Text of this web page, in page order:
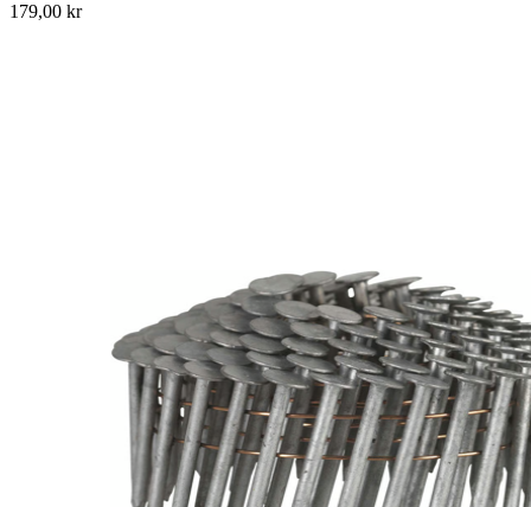
179,00 kr